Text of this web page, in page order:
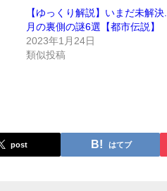
【ゆっくり解説】いまだ未解決...
月の裏側の謎6選【都市伝説】
2023年1月24日
類似投稿
post はてブ